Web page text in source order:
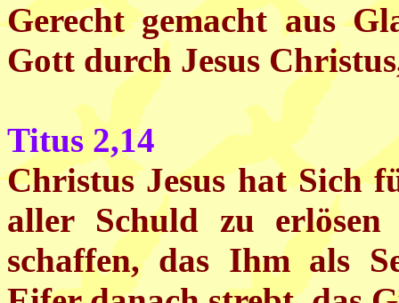
Gerecht gemacht aus
Gott durch Jesus
Titus 2,14
Christus Jesus hat Sich
aller Schuld zu
schaffen, das Ihm als